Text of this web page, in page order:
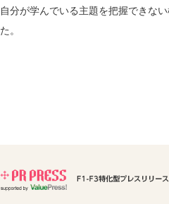
自分が学んでいる主題を把握できな
た。